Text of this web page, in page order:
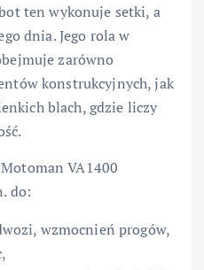
ten wykonuje setki, a
dnia. Jego rola w
zarówno
konstrukcyjnych, jak
blach, gdzie liczy
VA1400
do:
wzmocnień progów,